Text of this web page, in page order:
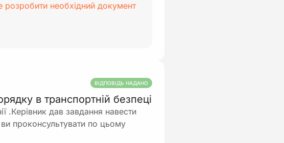
необхідний документ
ВІДПОВІДЬ НАДАНО
в транспортній безпеці
.Керівник дав завдання навести
проконсультувати по цьому